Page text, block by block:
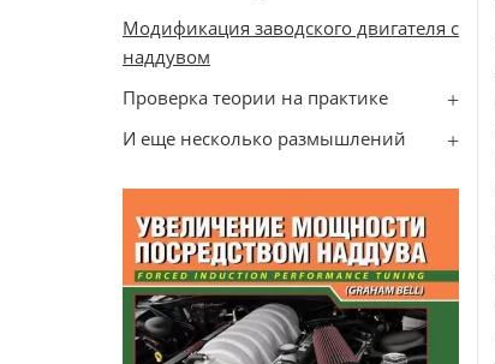
Модификация заводского двигателя с
наддувом
Проверка теории на практике
И еще несколько размышлений